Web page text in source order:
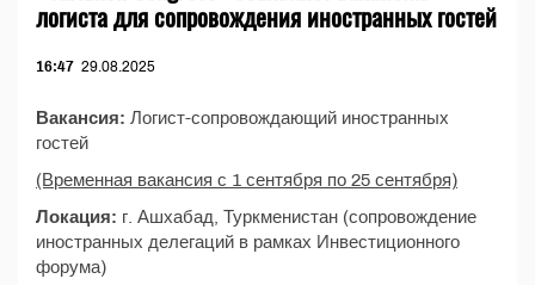
логиста для сопровождения иностранных гостей
16:47 29.08.2025
Вакансия: Логист-сопровождающий иностранных
гостей
(Временная вакансия с 1 сентября по 25 сентября)
Локация: г. Ашхабад, Туркменистан (сопровождение
иностранных делегаций в рамках Инвестиционного
форума)